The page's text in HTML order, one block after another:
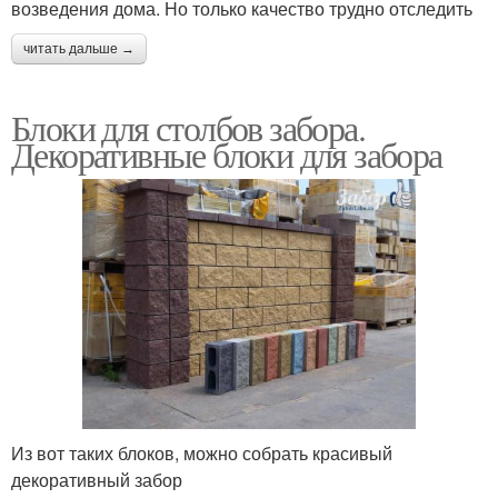
возведения дома. Но только качество трудно отследить
читать дальше →
Блоки для столбов забора.
Декоративные блоки для забора
Из вот таких блоков, можно собрать красивый
декоративный забор